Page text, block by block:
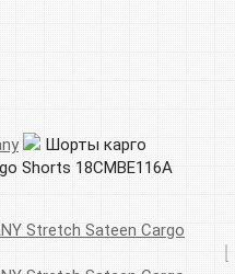
Шорты карго
Shorts 18CMBE116A